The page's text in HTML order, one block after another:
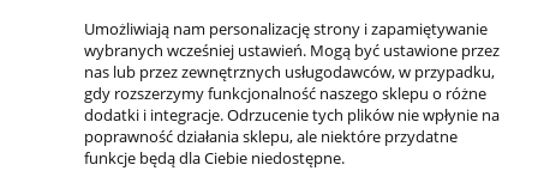
Zwroty i reklamacje
Polityka prywatności
DLA KLIENTA
Umożliwiają nam personalizację strony i zapamiętywanie
wybranych wcześniej ustawień. Mogą być ustawione przez
nas lub przez zewnętrznych usługodawców, w przypadku,
gdy rozszerzymy funkcjonalność naszego sklepu o różne
dodatki i integracje. Odrzucenie tych plików nie wpłynie na
poprawność działania sklepu, ale niektóre przydatne
funkcje będą dla Ciebie niedostępne.